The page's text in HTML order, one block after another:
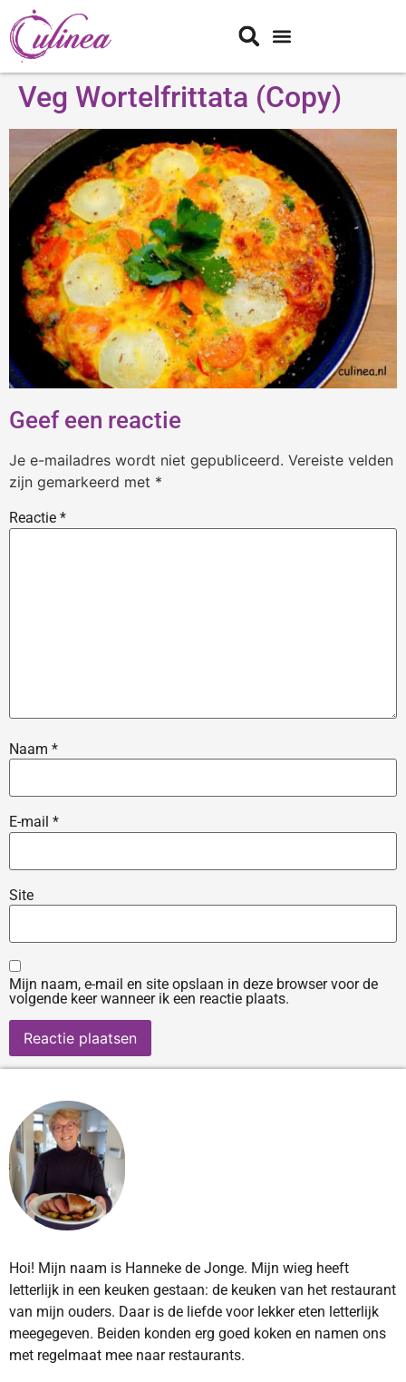
Veg Wortelfrittata (Copy)
Geef een reactie
Je e-mailadres wordt niet gepubliceerd. Vereiste velden
zijn gemarkeerd met *
Reactie *
Naam *
E-mail *
Site
Mijn naam, e-mail en site opslaan in deze browser voor de
volgende keer wanneer ik een reactie plaats.
Hoi! Mijn naam is Hanneke de Jonge. Mijn wieg heeft
letterlijk in een keuken gestaan: de keuken van het restaurant
van mijn ouders. Daar is de liefde voor lekker eten letterlijk
meegegeven. Beiden konden erg goed koken en namen ons
met regelmaat mee naar restaurants.